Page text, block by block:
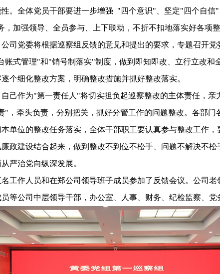
。全体党员干部要进一步增强 "四个意识"、坚定"四个自信
加强领导、全员参与、上下联动，不折不扣地落实好各项整
司党委将根据巡察组反馈的意见和提出的要求，专题召开党
式管理"和"销号制落实"制度，做到即知即改、立行立改和
个细化整改方案，明确整改措施并抓好整改落实。
己作为"第一责任人"将切实担负起巡察整改的主体责任，亲
，牵头负责，分别把关，抓好分管工作的问题整改。各部门
单位的整改任务落实，全体干部职工要认真参与整改工作，
政建设结合起来，做到整改不到位不松手、问题不解决不松
严治党向纵深发展。
工作人员和在郑公司领导班子成员参加了反馈会议。公司老
等公司中层领导干部，办公室、人事、财务、纪检监察、党